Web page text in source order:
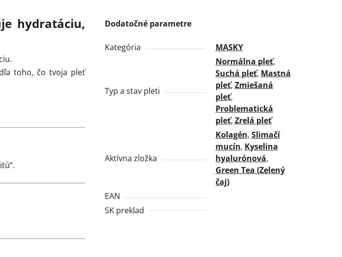
hydratáciu,
toho, čo tvoja pleť
Dodatočné parametre
Kategória MASKY
Typ a stav pleti
Normálna pleť,
Suchá pleť, Mastná
pleť, Zmiešaná
pleť,
Problematická
pleť, Zrelá pleť
Aktívna zložka
Kolagén, Slimačí
mucín, Kyselina
hyalurónová,
Green Tea (Zelený
čaj)
EAN
SK preklad